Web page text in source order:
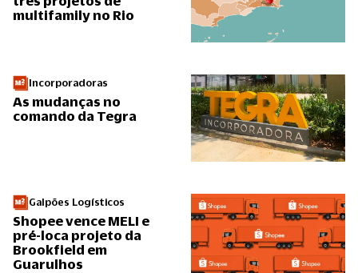
multifamily no Rio
Incorporadoras
As mudanças no
comando da Tegra
Galpões Logísticos
Shopee vence MELI e
pré-loca projeto da
Brookfield em
Guarulhos